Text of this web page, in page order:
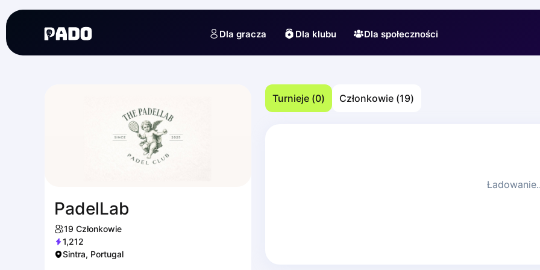
Dla gracza Dla klubu Dla społeczności
English
Українська
Polski
Русский
PadelLab
19 Członkowie
1,212
Sintra, Portugal
Turnieje (0) Członkowie (19)